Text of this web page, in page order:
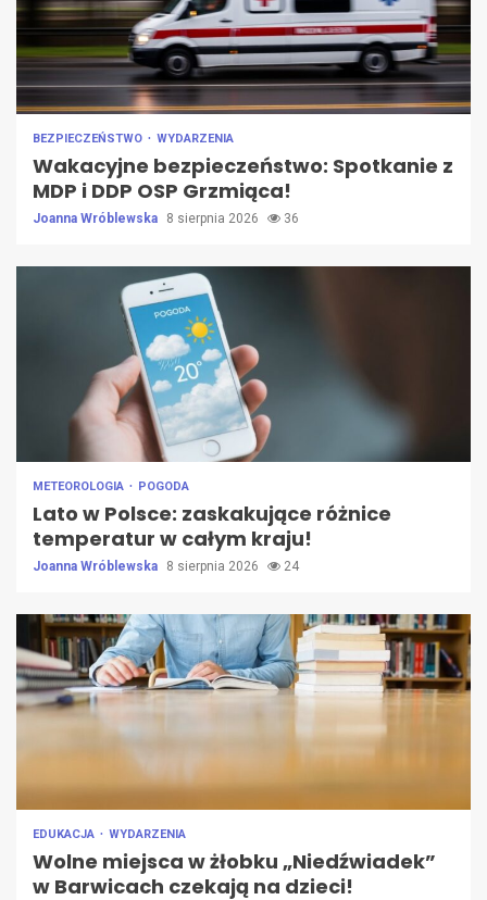
BEZPIECZEŃSTWO WYDARZENIA
Wakacyjne bezpieczeństwo: Spotkanie z
MDP i DDP OSP Grzmiąca!
Joanna Wróblewska 8 sierpnia 2026 36
METEOROLOGIA POGODA
Lato w Polsce: zaskakujące różnice
temperatur w całym kraju!
Joanna Wróblewska 8 sierpnia 2026 24
EDUKACJA WYDARZENIA
Wolne miejsca w żłobku „Niedźwiadek”
w Barwicach czekają na dzieci!